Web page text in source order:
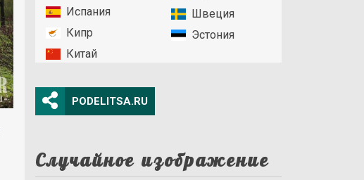
Испания
Кипр
Китай
Швеция
Эстония
PODELITSA.RU
Случайное изображение